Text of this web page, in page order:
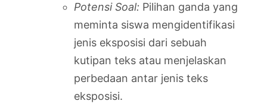
Potensi Soal: Pilihan ganda yang
meminta siswa mengidentifikasi
jenis eksposisi dari sebuah
kutipan teks atau menjelaskan
perbedaan antar jenis teks
eksposisi.